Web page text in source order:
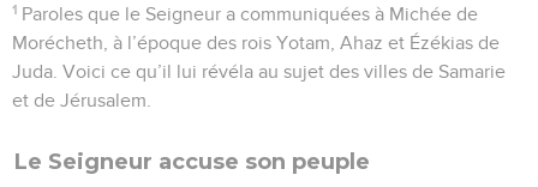
1 Paroles que le Seigneur a communiquées à Michée de
Morécheth, à l’époque des rois Yotam, Ahaz et Ézékias de
Juda. Voici ce qu’il lui révéla au sujet des villes de Samarie
et de Jérusalem.
Le Seigneur accuse son peuple